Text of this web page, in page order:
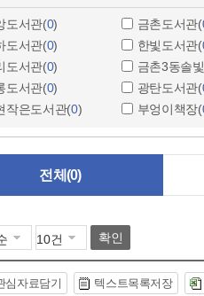
도서관(0) 금촌도서관(
도서관(0) 한빛도서관(
도서관(0) 금촌3동솔
도서관(0) 광탄도서관(
작은도서관(0) 부엉이책장(
전체 (0)
확인
심자료담기 텍스트목록저장